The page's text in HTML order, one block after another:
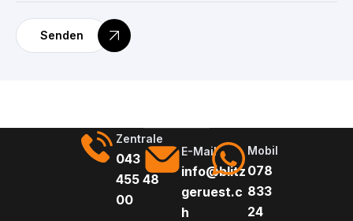
Senden
Zentrale
043
455 48
00
E-Mail
info@blitz
geruest.c
h
Mobil
078
833
24